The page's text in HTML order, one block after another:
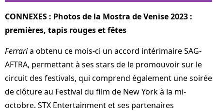
CONNEXES : Photos de la Mostra de Venise 2023 :
premières, tapis rouges et fêtes
Ferraria obtenu ce mois-ci un accord intérimaire SAG-
AFTRA, permettant à ses stars de le promouvoir sur le
circuit des festivals, qui comprend également une soirée
de clôture au Festival du film de New York à la mi-
octobre. STX Entertainment et ses partenaires